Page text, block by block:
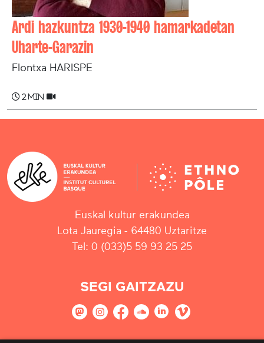
Ardi hazkuntza 1930-1940 hamarkadetan
Uharte-Garazin
Flontxa HARISPE
2 min
Euskal kultur erakundea
Lota Jauregia - 64480 Uztaritze
Tel: 0 (033)5 59 93 25 25
SEGI GAITZAZU